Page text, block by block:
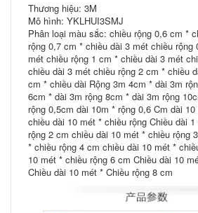
Thương hiệu: 3M
Mô hình: YKLHUI3SMJ
Phân loại màu sắc: chiều rộng 0,6 cm *
rộng 0,7 cm * chiều dài 3 mét chiều
mét chiều rộng 1 cm * chiều dài 3 mét
chiều dài 3 mét chiều rộng 2 cm * chiều
cm * chiều dài Rộng 3m 4cm * dài 3m
6cm * dài 3m rộng 8cm * dài 3m rộng
rộng 0,5cm dài 10m * rộng 0,6 Cm dài
chiều dài 10 mét * chiều rộng Chiều dài
rộng 2 cm chiều dài 10 mét * chiều rộng
* chiều rộng 4 cm chiều dài 10 mét *
10 mét * chiều rộng 6 cm Chiều dài 10
Chiều dài 10 mét * Chiều rộng 8 cm